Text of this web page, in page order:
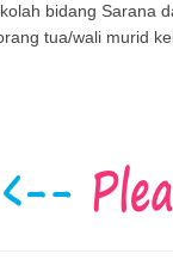
bidang Sarana
tua/wali murid